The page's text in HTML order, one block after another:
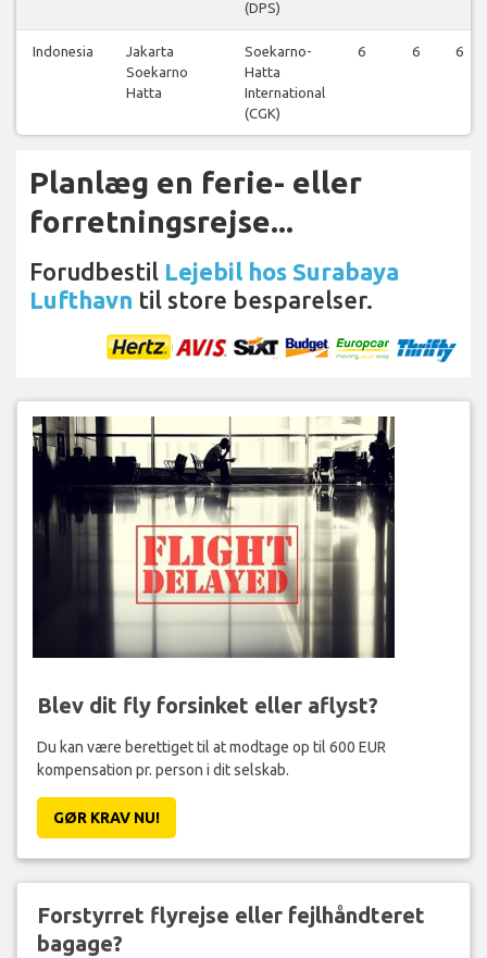
(DPS)
Indonesia
Jakarta
Soekarno
Hatta
Soekarno-
Hatta
International
(CGK)
6 6 6
Planlæg en ferie- eller
forretningsrejse...
Forudbestil Lejebil hos Surabaya
Lufthavn til store besparelser.
Blev dit fly forsinket eller aflyst?
Du kan være berettiget til at modtage op til 600 EUR
kompensation pr. person i dit selskab.
GØR KRAV NU!
Forstyrret flyrejse eller fejlhåndteret
bagage?